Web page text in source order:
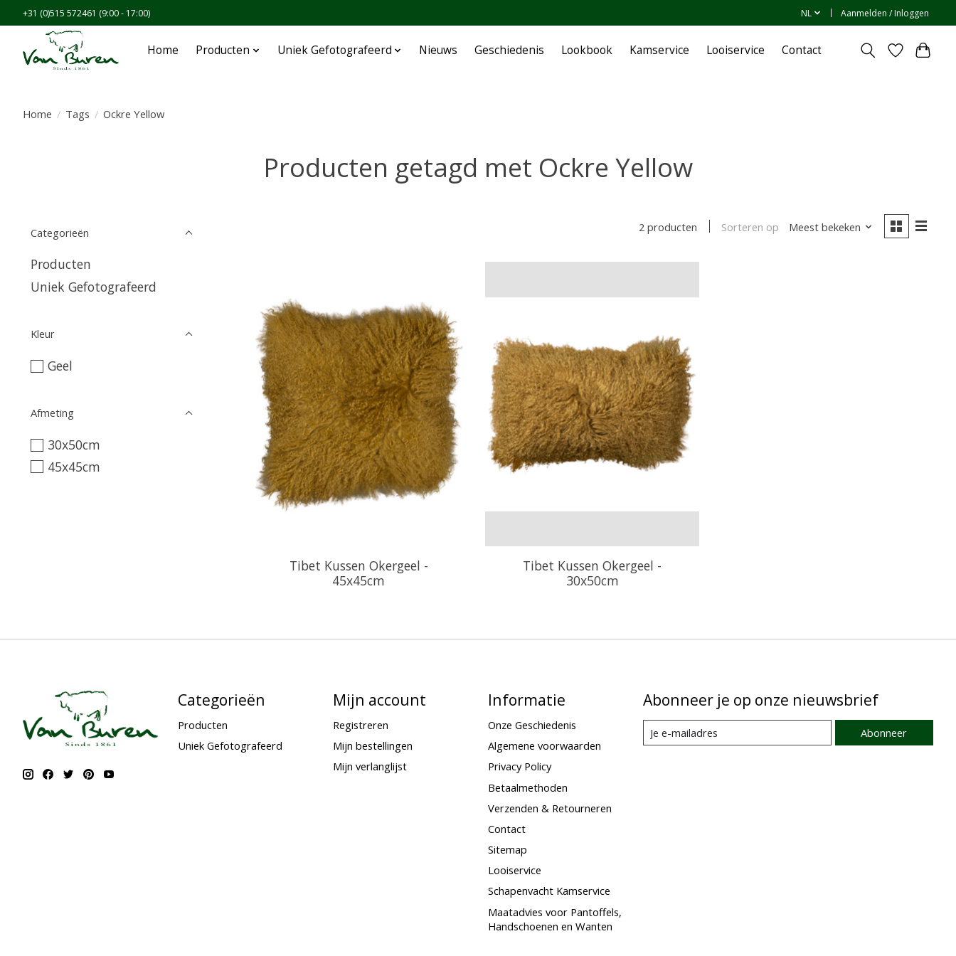
+31 (0)515 572461 (9:00 - 17:00) NL Aanmelden / Inloggen
Home Producten Uniek Gefotografeerd Nieuws Geschiedenis Lookbook Kamservice Looiservice Contact
Home / Tags / Ockre Yellow
Producten getagd met Ockre Yellow
Categorieën
Producten
Uniek Gefotografeerd
Kleur
Geel
Afmeting
30x50cm
45x45cm
2 producten Sorteren op Meest bekeken
Tibet Kussen Okergeel -
45x45cm
Tibet Kussen Okergeel -
30x50cm
Categorieën
Producten
Uniek Gefotografeerd
Mijn account
Registreren
Mijn bestellingen
Mijn verlanglijst
Informatie
Onze Geschiedenis
Algemene voorwaarden
Privacy Policy
Betaalmethoden
Verzenden & Retourneren
Contact
Sitemap
Looiservice
Schapenvacht Kamservice
Maatadvies voor Pantoffels,
Handschoenen en Wanten
Abonneer je op onze nieuwsbrief
Abonneer